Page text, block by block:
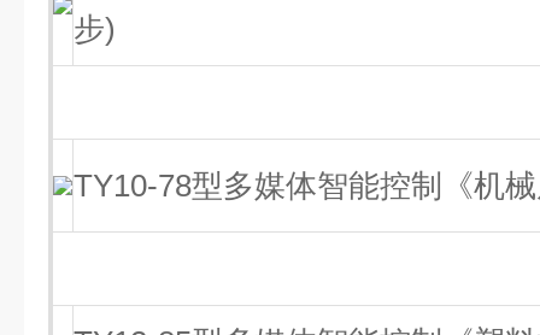
步)
TY10-78型多媒体智能控制《机